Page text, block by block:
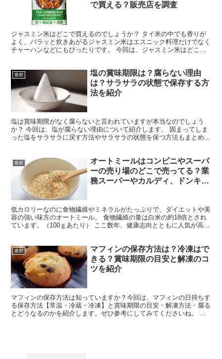
で買える？販売店を調査
ジャスミン米はどこで買えるのでしょうか？ タイ米の中でも香りが
よく、パラッと炊きあがるジャスミン米はエスニック料理だけでなく
チャーハンなどにもぴったりです。 今回は、ジャスミン米はどこで
食材
塩の賞味期限は？腐らない理由
は？サラサラの状態で保存する方
法を紹介
塩は賞味期限がなく腐らないと言われていますが本当なのでしょう
か？ 今回は、塩が腐らない理由について紹介します。 固まってしま
った塩をサラサラに戻す方法やサラサラの状態を保つ方法もまとめま
食材
オートミールはコンビニやスーパ
ーの売り場のどこで売ってる？業
務スーパーやカルディ、ドンキに
低カロリーなのに食物繊維やミネラルがたっぷりで、ダイエットや美
容の強い味方のオートミール。 食物繊維の量は白米の約18倍とされ
ています。（100ｇあたり） ここ数年、健康志向とともに人気が高ま
食材
マフィンの保存方法は？冷凍はで
きる？賞味期限の目安と解凍のコ
ツを紹介
マフィンの保存方法は知っていますか？今回は、マフィンの日持ちす
る保存方法【常温・冷蔵・冷凍】と賞味期限の目安・解凍方法・腐る
とどうなるのかを紹介します。ぜひ参考にしてみてくださいね。 マ